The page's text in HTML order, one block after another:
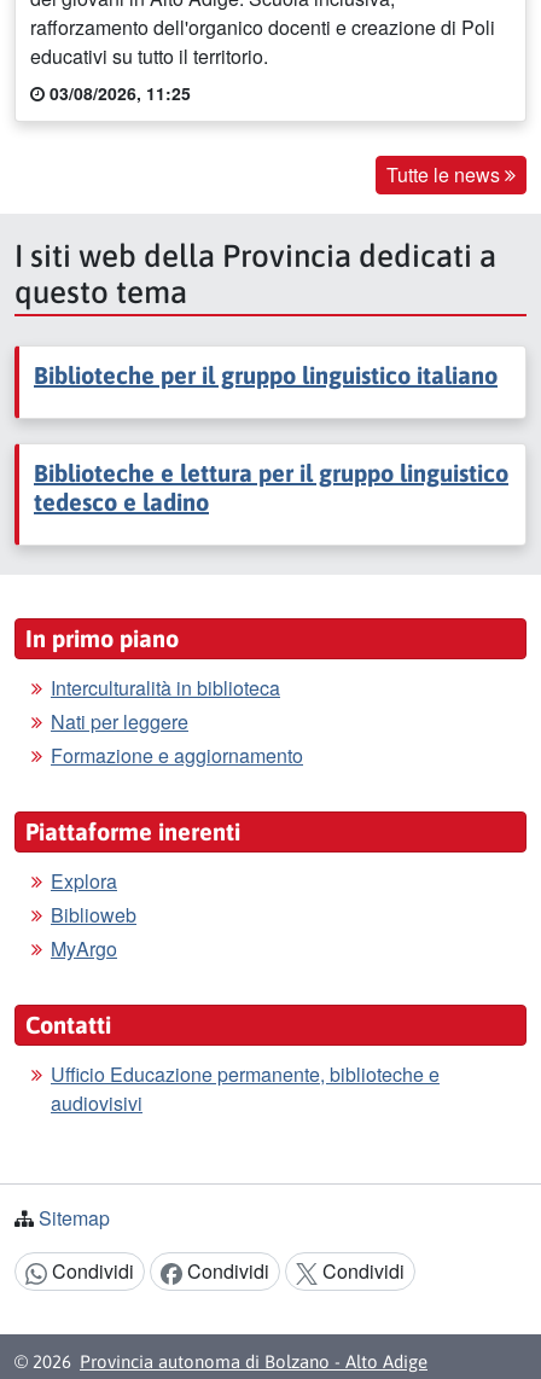
rafforzamento dell'organico docenti e creazione di Poli
educativi su tutto il territorio.
03/08/2026, 11:25
Tutte le news
I siti web della Provincia dedicati a
questo tema
Biblioteche per il gruppo linguistico italiano
Biblioteche e lettura per il gruppo linguistico
tedesco e ladino
In primo piano
Interculturalità in biblioteca
Nati per leggere
Formazione e aggiornamento
Piattaforme inerenti
Explora
Biblioweb
MyArgo
Contatti
Ufficio Educazione permanente, biblioteche e
audiovisivi
Sitemap
Condividi:
Condividi Condividi Condividi
© 2026 Provincia autonoma di Bolzano - Alto Adige